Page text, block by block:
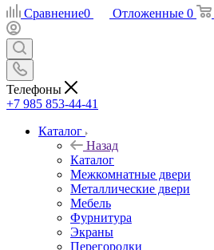
Сравнение0 Отложенные 0
Телефоны
+7 985 853-44-41
Каталог
Назад
Каталог
Межкомнатные двери
Металлические двери
Мебель
Фурнитура
Экраны
Перегородки